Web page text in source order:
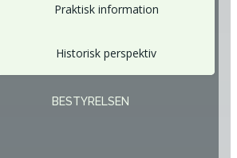
Praktisk information
Historisk perspektiv
BESTYRELSEN